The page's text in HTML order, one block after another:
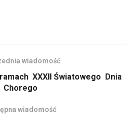
wiadomość
XXXII Światowego Dnia
Chorego
wiadomość